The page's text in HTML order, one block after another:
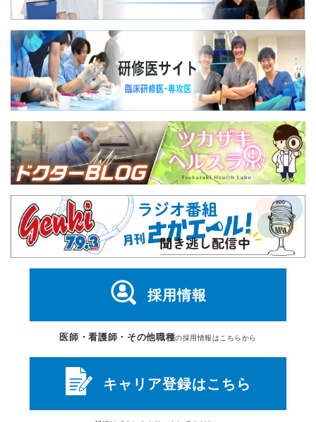
採用情報
医師・看護師・その他職種の採用情報はこちらから
キャリア登録はこちら